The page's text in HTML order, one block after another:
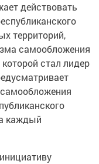
действовать
территорий,
самообложения
стал лидер
каждый